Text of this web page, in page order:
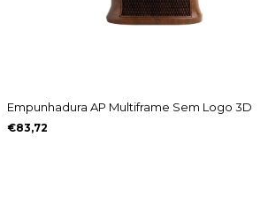
Empunhadura AP Multiframe Sem Logo 3D
€83,72